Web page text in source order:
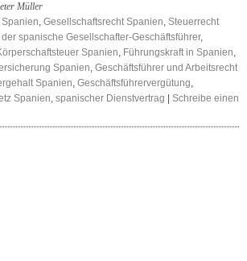
Müller
, Gesellschaftsrecht Spanien, Steuerrecht
der spanische Gesellschafter-Geschäftsführer,
Spanien, Führungskraft in Spanien,
Spanien, Geschäftsführer und Arbeitsrecht
Spanien, Geschäftsführervergütung,
Spanien, spanischer Dienstvertrag
Schreibe einen